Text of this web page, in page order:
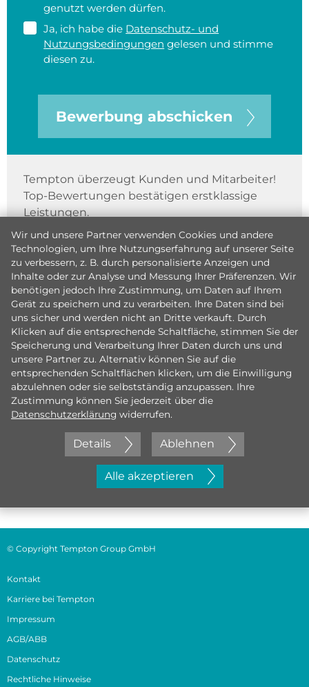
genutzt werden dürfen.
Ja, ich habe die Datenschutz- und
Nutzungsbedingungen gelesen und stimme
diesen zu.
Bewerbung abschicken
Tempton überzeugt Kunden und Mitarbeiter!
Top-Bewertungen bestätigen erstklassige
Leistungen.
Jetzt initiativ bewerben
Wir und unsere Partner verwenden Cookies und andere
Technologien, um Ihre Nutzungserfahrung auf unserer Seite
zu verbessern, z. B. durch personalisierte Anzeigen und
Inhalte oder zur Analyse und Messung Ihrer Präferenzen. Wir
benötigen jedoch Ihre Zustimmung, um Daten auf Ihrem
Gerät zu speichern und zu verarbeiten. Ihre Daten sind bei
uns sicher und werden nicht an Dritte verkauft. Durch
Klicken auf die entsprechende Schaltfläche, stimmen Sie der
Speicherung und Verarbeitung Ihrer Daten durch uns und
unsere Partner zu. Alternativ können Sie auf die
entsprechenden Schaltflächen klicken, um die Einwilligung
abzulehnen oder sie selbstständig anzupassen. Ihre
Zustimmung können Sie jederzeit über die
Datenschutzerklärung widerrufen.
Details Ablehnen
Alle akzeptieren
© Copyright Tempton Group GmbH
Kontakt
Karriere bei Tempton
Impressum
AGB/ABB
Datenschutz
Rechtliche Hinweise